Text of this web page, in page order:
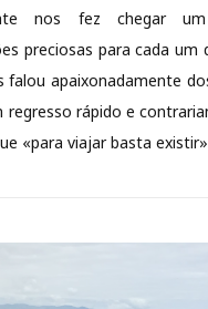
nos fez chegar
preciosas para cada um
falou apaixonadamente
regresso rápido e
«para viajar basta